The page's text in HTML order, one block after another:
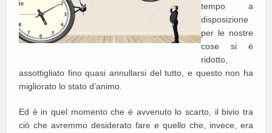
tempo a
disposizione
per le nostre
cose si è
ridotto,
assottigliato fino quasi annullarsi del tutto, e questo non ha
migliorato lo stato d’animo.
Ed è in quel momento che è avvenuto lo scarto, il bivio tra
ciò che avremmo desiderato fare e quello che, invece, era